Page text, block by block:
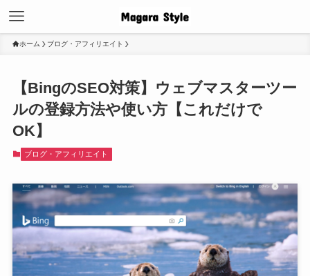
ホーム ブログ・アフィリエイト
【BingのSEO対策】ウェブマスターツー
ルの登録方法や使い方【これだけで
OK】
ブログ・アフィリエイト